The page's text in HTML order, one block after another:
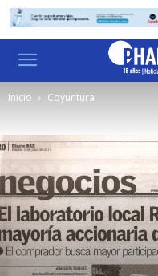
Inicio Coyuntura